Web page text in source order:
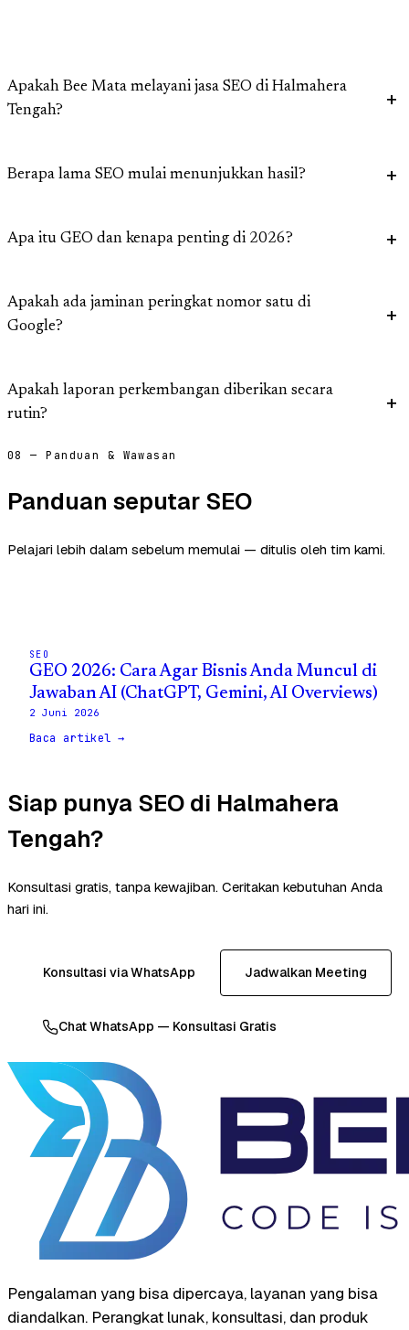
Apakah Bee Mata melayani jasa SEO di Halmahera
Tengah?
Berapa lama SEO mulai menunjukkan hasil?
Apa itu GEO dan kenapa penting di 2026?
Apakah ada jaminan peringkat nomor satu di
Google?
Apakah laporan perkembangan diberikan secara
rutin?
08 — Panduan & Wawasan
Panduan seputar SEO
Pelajari lebih dalam sebelum memulai — ditulis oleh tim kami.
SEO
GEO 2026: Cara Agar Bisnis Anda Muncul di
Jawaban AI (ChatGPT, Gemini, AI Overviews)
2 Juni 2026
Baca artikel →
Siap punya SEO di Halmahera
Tengah?
Konsultasi gratis, tanpa kewajiban. Ceritakan kebutuhan Anda
hari ini.
Konsultasi via WhatsApp Jadwalkan Meeting
Chat WhatsApp — Konsultasi Gratis
Pengalaman yang bisa dipercaya, layanan yang bisa
diandalkan. Perangkat lunak, konsultasi, dan produk